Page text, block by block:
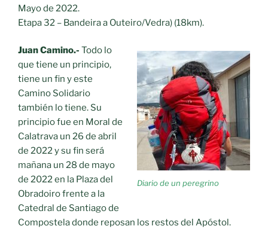
Mayo de 2022.
Etapa 32 – Bandeira a Outeiro/Vedra) (18km).
Diario de un peregrino
Juan Camino.- Todo lo
que tiene un principio,
tiene un fin y este
Camino Solidario
también lo tiene. Su
principio fue en Moral de
Calatrava un 26 de abril
de 2022 y su fin será
mañana un 28 de mayo
de 2022 en la Plaza del
Obradoiro frente a la
Catedral de Santiago de
Compostela donde reposan los restos del Apóstol.